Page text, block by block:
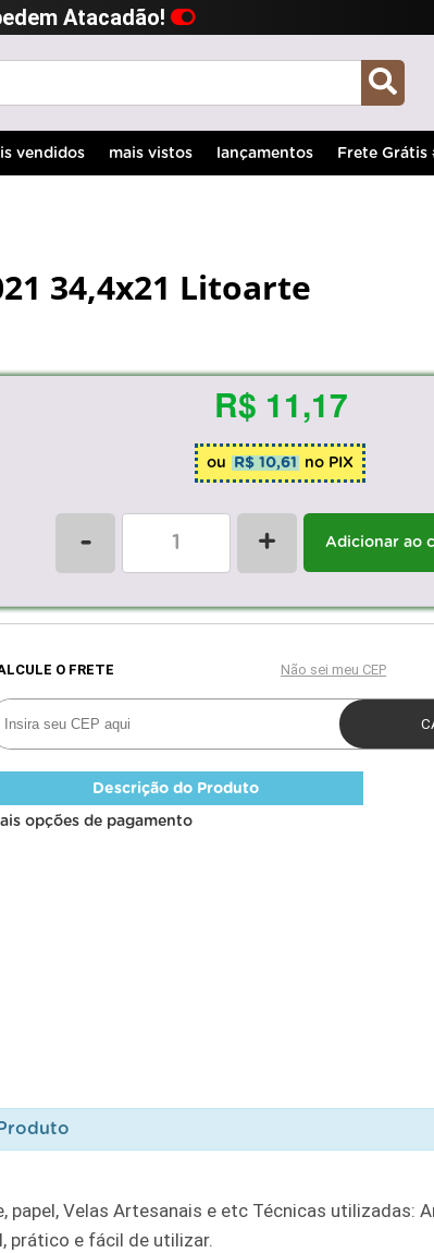
Atacadão!
vendidos mais vistos lançamentos Frete Grátis
34,4x21 Litoarte
R$ 11,17
ou R$ 10,61 no PIX
- + Adicionar ao
Descrição do Produto
opções de pagamento
papel, Velas Artesanais e etc Técnicas utilizadas:
prático e fácil de utilizar.